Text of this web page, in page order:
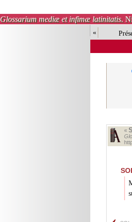
Glossarium mediæ et infimæ latinitatis.
«
«